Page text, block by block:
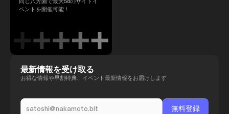
ベントを開催可能！
最新情報を受け取る
お得な情報や早割特典、イベント最新情報をお届けします